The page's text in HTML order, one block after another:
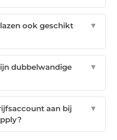
ook geschikt
▼
dubbelwandige
▼
aan bij
▼